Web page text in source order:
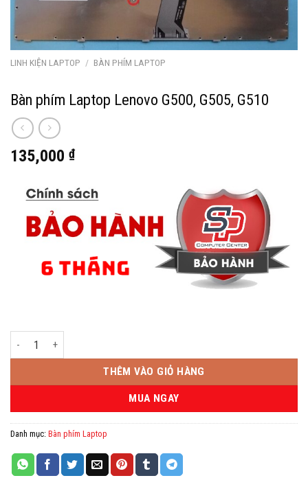
LINH KIỆN LAPTOP / BÀN PHÍM LAPTOP
Bàn phím Laptop Lenovo G500, G505, G510
135,000 ₫
Bàn phím Laptop Lenovo G500, G505, G510 số lượng
THÊM VÀO GIỎ HÀNG
MUA NGAY
Danh mục: Bàn phím Laptop